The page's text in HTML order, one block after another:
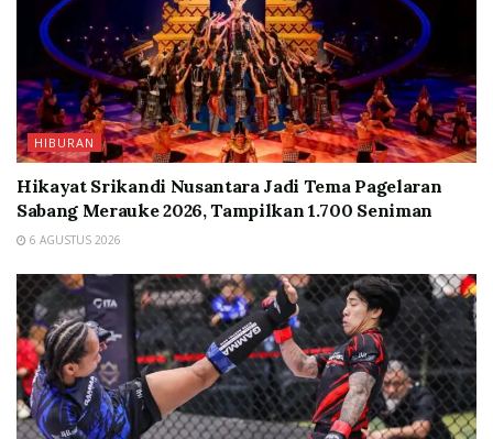
HIBURAN
Hikayat Srikandi Nusantara Jadi Tema Pagelaran
Sabang Merauke 2026, Tampilkan 1.700 Seniman
6 AGUSTUS 2026